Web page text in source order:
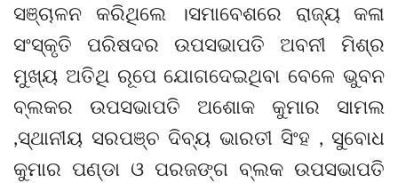
ସଞ୍ଚାଳନ କରିଥିଲେ ।ସମାବେଶରେ ରାଜ୍ୟ କଳା
ସଂସ୍କୃତି ପରିଷଦର ଉପସଭାପତି ଅବନୀ ମିଶ୍ର
ମୁଖ୍ୟ ଅତିଥି ରୂପେ ଯୋଗଦେଇଥିବା ବେଳେ ଭୁବନ
ବ୍ଲକର ଉପସଭାପତି ଅଶୋକ କୁମାର ସାମଲ
,ସ୍ଥାନୀୟ ସରପଞ୍ଚ ଦିବ୍ୟ ଭାରତୀ ସିଂହ , ସୁବୋଧ
କୁମାର ପଣ୍ଡା ଓ ପରଜଙ୍ଗ ବ୍ଲକ ଉପସଭାପତି